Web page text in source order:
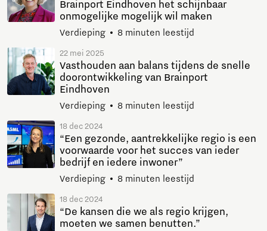
Brainport Eindhoven het schijnbaar
onmogelijke mogelijk wil maken
Verdieping 8 minuten leestijd
22 mei 2025
Vasthouden aan balans tijdens de snelle
doorontwikkeling van Brainport
Eindhoven
Verdieping 8 minuten leestijd
18 dec 2024
“Een gezonde, aantrekkelijke regio is een
voorwaarde voor het succes van ieder
bedrijf en iedere inwoner”
Verdieping 8 minuten leestijd
18 dec 2024
“De kansen die we als regio krijgen,
moeten we samen benutten.”